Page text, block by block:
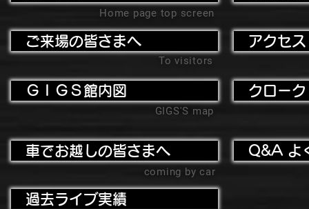
Home page top screen
ご来場の皆さまへ
To visitors
ＧＩＧＳ館内図
GIGS'S map
アクセ
クローク
車でお越しの皆さまへ
coming by car
過去ライブ実績
Q&A よ